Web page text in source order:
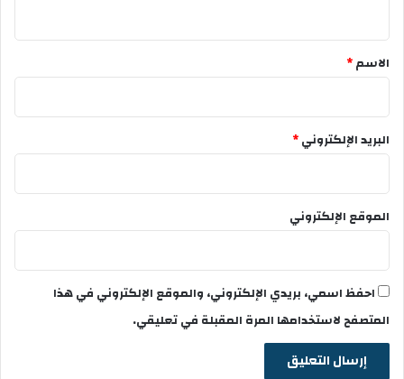
*
الاسم*
البريد الإلكتروني*
الموقع الإلكتروني
احفظ اسمي، بريدي الإلكتروني، والموقع الإلكتروني في هذا
المتصفح لاستخدامها المرة المقبلة في تعليقي.